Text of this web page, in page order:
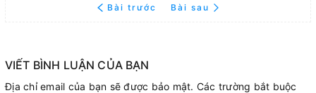
Bài trước Bài sau
VIẾT BÌNH LUẬN CỦA BẠN
Địa chỉ email của bạn sẽ được bảo mật. Các trường bắt buộc